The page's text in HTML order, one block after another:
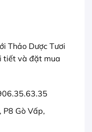
Thảo Dược Tươi
tiết và đặt mua
Gò Vấp,